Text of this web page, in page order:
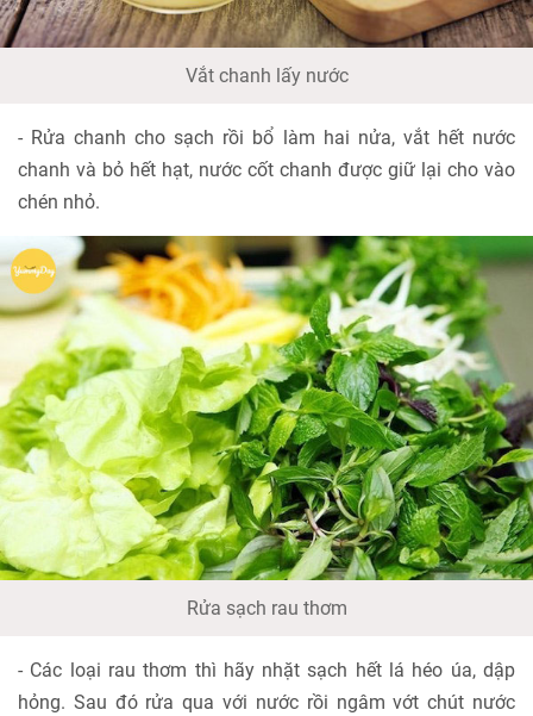
Vắt chanh lấy nước
- Rửa chanh cho sạch rồi bổ làm hai nửa, vắt hết nước
chanh và bỏ hết hạt, nước cốt chanh được giữ lại cho vào
chén nhỏ.
Rửa sạch rau thơm
- Các loại rau thơm thì hãy nhặt sạch hết lá héo úa, dập
hỏng. Sau đó rửa qua với nước rồi ngâm vớt chút nước